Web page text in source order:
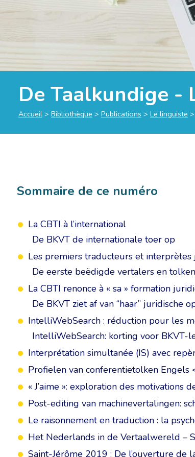
De Taalkundige -
Accueil > Bibliothèque > Publications > Le linguiste >
Sommaire de ce numéro
La CBTI à l’international
De BKVT de internationale toer op
Les premiers traducteurs et
De eerste beëdigde vertalers en
La CBTI renonce à « sa » formation
De BKVT ziet af van “haar”
IntelliWebSearch : réduction pour les
IntelliWebSearch: korting voor BKVT-
Interprétation simultanée (IS) avec
Profielen van conferentietolken Engels
« J’aime »: exploration des motivations
Post-editing van machinevertalingen:
Le raisonnement en traduction : la
Het Nederlands in de Vertaalwereld –
Saint-Jérôme 2019 : De l’ouverture de